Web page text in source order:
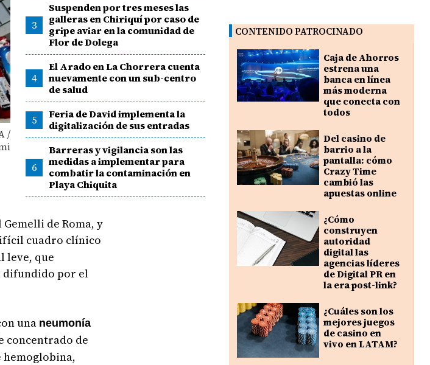
/
3
Suspenden por tres meses las
galleras en Chiriquí por caso de
gripe aviar en la comunidad de
Flor de Dolega
4
El Arado en La Chorrera cuenta
nuevamente con un sub-centro
de salud
5
Feria de David implementa la
digitalización de sus entradas
6
Barreras y vigilancia son las
medidas a implementar para
combatir la contaminación en
Playa Chiquita
de Roma, y
cuadro clínico
leve, que
difundido por el
una neumonía
concentrado de
hemoglobina,
CONTENIDO PATROCINADO
Caja de Ahorros
estrena una
banca en línea
más moderna
que conecta con
todos
Del casino de
barrio a la
pantalla: cómo
Crazy Time
cambió las
apuestas online
¿Cómo
construyen
autoridad
digital las
agencias líderes
de Digital PR en
la era post-link?
¿Cuáles son los
mejores juegos
de casino en
vivo en LATAM?